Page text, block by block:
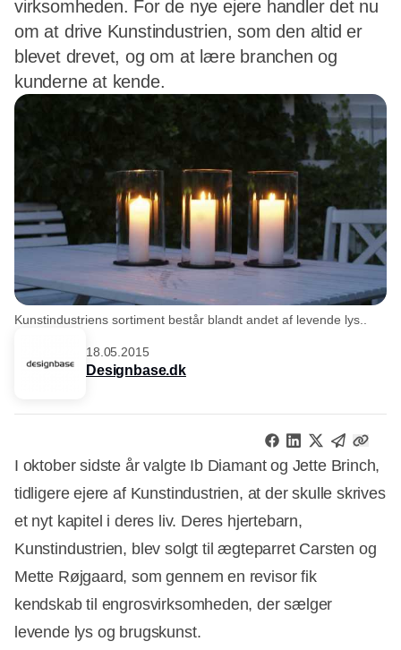
virksomheden. For de nye ejere handler det nu
om at drive Kunstindustrien, som den altid er
blevet drevet, og om at lære branchen og
kunderne at kende.
Kunstindustriens sortiment består blandt andet af levende lys..
18.05.2015
Designbase.dk
I oktober sidste år valgte Ib Diamant og Jette Brinch,
tidligere ejere af Kunstindustrien, at der skulle skrives
et nyt kapitel i deres liv. Deres hjertebarn,
Kunstindustrien, blev solgt til ægteparret Carsten og
Mette Røjgaard, som gennem en revisor fik
kendskab til engrosvirksomheden, der sælger
levende lys og brugskunst.